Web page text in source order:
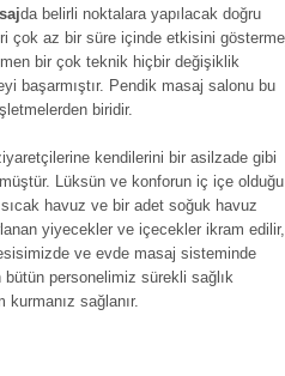
da belirli noktalara yapılacak doğru
çok az bir süre içinde etkisini
bir çok teknik hiçbir değişiklik
başarmıştır. Pendik masaj salonu bu
biridir.
kendilerini bir asilzade gibi
Lüksün ve konforun iç içe olduğu
havuz ve bir adet soğuk havuz
yiyecekler ve içecekler ikram edilir,
ve evde masaj sisteminde
personelimiz sürekli sağlık
sağlanır.